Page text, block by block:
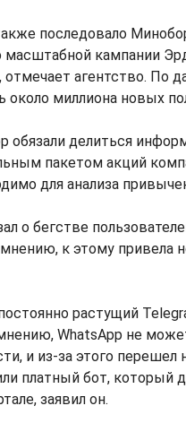
последовало
кампании
агентство. По
около миллиона новых
обязали делиться
пакетом акций
для анализа
о бегстве
к этому привела
растущий
WhatsApp не
и из-за этого
платный бот,
заявил он.